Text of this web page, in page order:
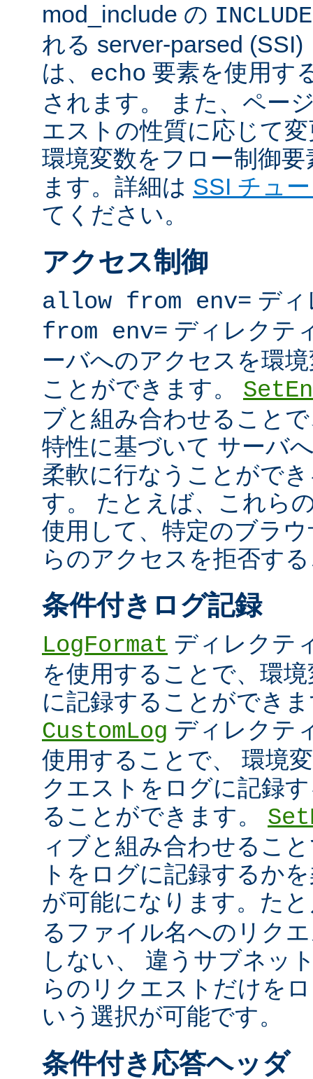
mod_include の
れる server-parsed
は、 echo 要素を使用す
されます。 また、ペー
エストの性質に応じて
環境変数をフロー制御
ます。詳細は SSI チュ
てください。
アクセス制御
allow from env= デ
from env= ディレクテ
ーバへのアクセスを環
ことができます。
ブと組み合わせること
特性に基づいて サーバ
柔軟に行なうことがで
す。 たとえば、これら
使用して、特定のブラ
らのアクセスを拒否す
条件付きログ記録
LogFormat ディレクテ
を使用することで、環
に記録することができ
CustomLog ディレクテ
使用することで、 環境
クエストをログに記録
ることができます。
ィブと組み合わせるこ
トをログに記録するか
が可能になります。た
るファイル名へのリク
しない、 違うサブネッ
らのリクエストだけを
いう選択が可能です。
条件付き応答ヘッダ